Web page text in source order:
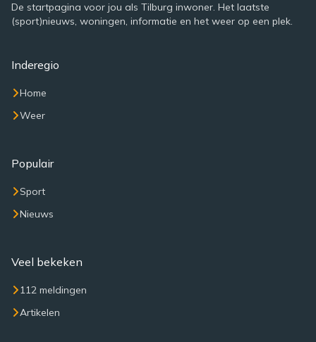
De startpagina voor jou als Tilburg inwoner. Het laatste
(sport)nieuws, woningen, informatie en het weer op een plek.
Inderegio
Home
Weer
Populair
Sport
Nieuws
Veel bekeken
112 meldingen
Artikelen